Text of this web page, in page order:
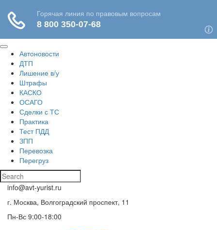
Автоновости
ДТП
Лишение в/у
Штрафы
КАСКО
ОСАГО
Сделки с ТС
Практика
Тест ПДД
ЗПП
Перевозка
Перегруз
info@avt-yurist.ru
г. Москва, Волгоградский проспект, 11
Пн-Вс 9:00-18:00